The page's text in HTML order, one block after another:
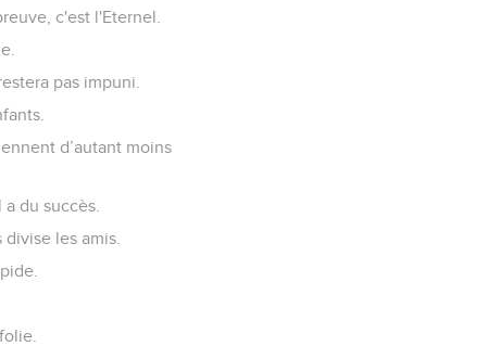
c'est l'Eternel.
pas impuni.
d’autant moins
du succès.
les amis.